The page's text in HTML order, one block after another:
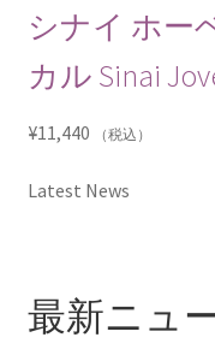
シナイ ホー
カル Sinai
¥11,440 （税込）
Latest News
最新ニュ